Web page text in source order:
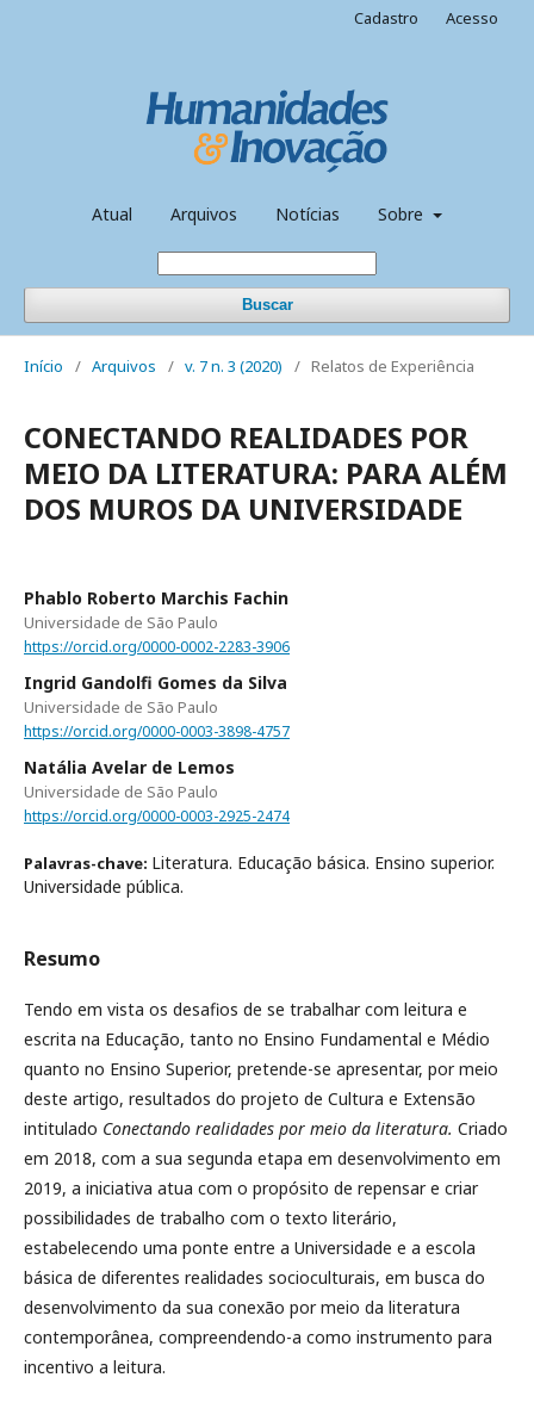
Atual Arquivos Notícias Sobre
Buscar
Cadastro Acesso
Início / Arquivos / v. 7 n. 3 (2020) / Relatos de Experiência
CONECTANDO REALIDADES POR
MEIO DA LITERATURA: PARA ALÉM
DOS MUROS DA UNIVERSIDADE
Phablo Roberto Marchis Fachin
Universidade de São Paulo
https://orcid.org/0000-0002-2283-3906
Ingrid Gandolfi Gomes da Silva
Universidade de São Paulo
https://orcid.org/0000-0003-3898-4757
Natália Avelar de Lemos
Universidade de São Paulo
https://orcid.org/0000-0003-2925-2474
Palavras-chave: Literatura. Educação básica. Ensino superior.
Universidade pública.
Resumo
Tendo em vista os desafios de se trabalhar com leitura e
escrita na Educação, tanto no Ensino Fundamental e Médio
quanto no Ensino Superior, pretende-se apresentar, por meio
deste artigo, resultados do projeto de Cultura e Extensão
intitulado Conectando realidades por meio da literatura. Criado
em 2018, com a sua segunda etapa em desenvolvimento em
2019, a iniciativa atua com o propósito de repensar e criar
possibilidades de trabalho com o texto literário,
estabelecendo uma ponte entre a Universidade e a escola
básica de diferentes realidades socioculturais, em busca do
desenvolvimento da sua conexão por meio da literatura
contemporânea, compreendendo-a como instrumento para
incentivo a leitura.